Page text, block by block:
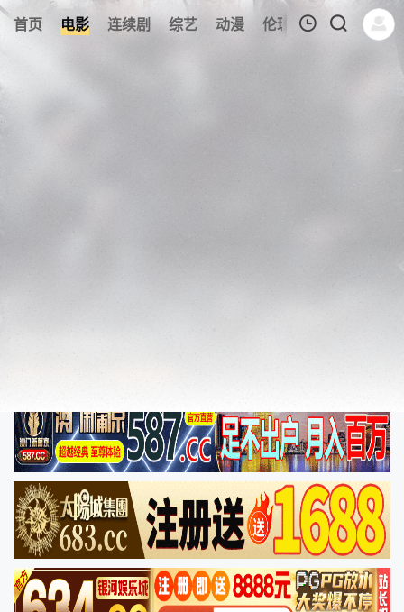
首页 电影 连续剧 综艺 动漫 伦理片 今日更新
198